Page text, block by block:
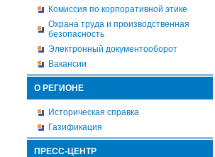
Комиссия по корпоративной этике
Охрана труда и производственная
безопасность
Электронный документооборот
Вакансии
О РЕГИОНЕ
Историческая справка
Газификация
ПРЕСС-ЦЕНТР